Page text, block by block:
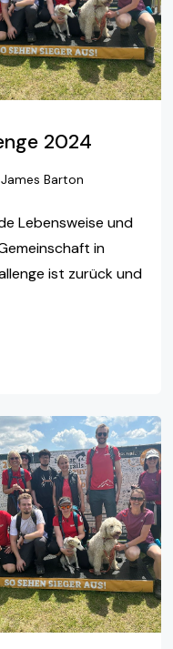
2024
James Barton
Lebensweise und
in
ist zurück und